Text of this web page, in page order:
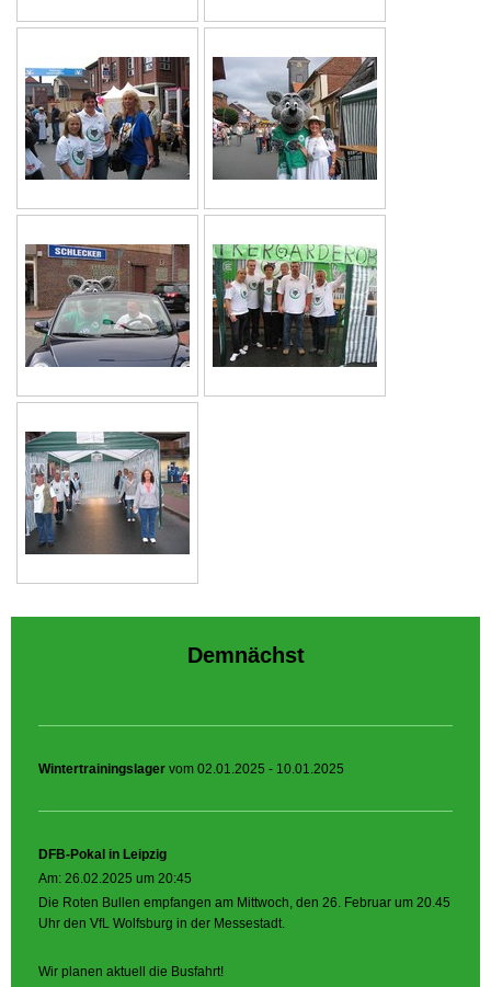
Demnächst
Wintertrainingslager vom 02.01.2025 - 10.01.2025
DFB-Pokal in Leipzig
Am: 26.02.2025 um 20:45
Die Roten Bullen empfangen am Mittwoch, den 26. Februar um 20.45
Uhr den VfL Wolfsburg in der Messestadt.
Wir planen aktuell die Busfahrt!